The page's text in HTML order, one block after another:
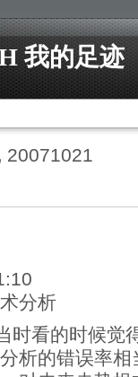
我的足迹
20071021
分析
时看的时候觉
析的错误率